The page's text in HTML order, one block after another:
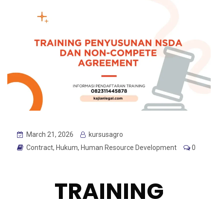
March 21, 2026
kursusagro
Contract, Hukum, Human Resource Development 0
TRAINING